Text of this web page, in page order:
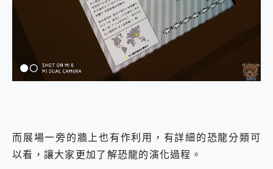
而展場一旁的牆上也有作利用，有詳細的恐龍分類可
以看，讓大家更加了解恐龍的演化過程。